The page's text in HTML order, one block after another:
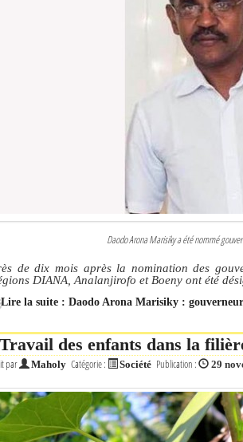
Daodo Arona Marisiky a été nommé
de dix mois après la nomination des
DIANA, Analanjirofo et Boeny ont été
Lire la suite : Daodo Arona Marisiky :
Travail des enfants dans la
par Maholy Catégorie : Société Publication : 29